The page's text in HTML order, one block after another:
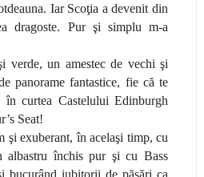
Iar Scoţia a devenit din
dragoste. Pur şi simplu m-a
verde, un amestec de vechi şi
panorame fantastice, fie că te
curtea Castelului Edinburgh
Seat!
exuberant, în acelaşi timp, cu
albastru închis pur şi cu Bass
bucurând iubitorii de păsări ca